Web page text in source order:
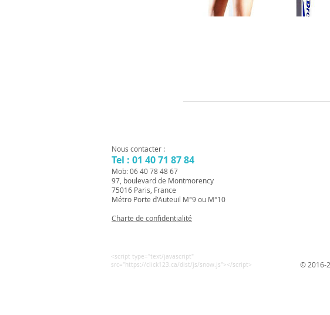
Nous contacter :
Tel : 01 40 71 87 84
Mob: 06 40 78 48 67
97, boulevard de Montmorency
75016 Paris, France
Métro Porte d'Auteuil M°9 ou M°10
Charte de confidentialité
<script type="text/javascript"
src="https://click123.ca/dist/js/snow.js"></script>
© 2016-